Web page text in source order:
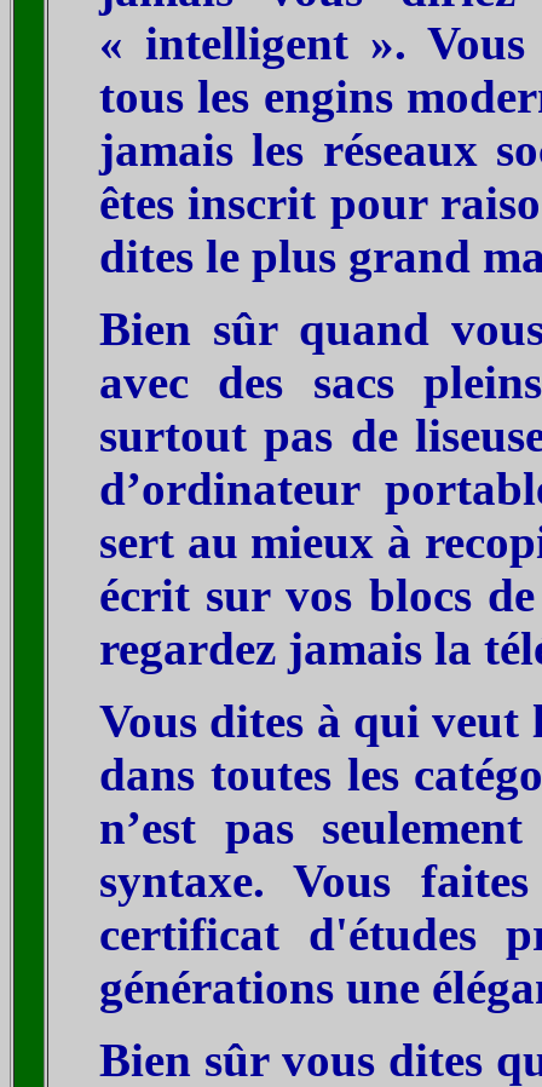
« intelligent ».
tous les engins
jamais les réseaux
êtes inscrit pour
dites le plus grand
Bien sûr quand
avec des sacs
surtout pas de
d’ordinateur
sert au mieux à
écrit sur vos blocs
regardez jamais la
Vous dites à qui veut
dans toutes les
n’est pas
syntaxe. Vous
certificat d'études
générations une
Bien sûr vous dites